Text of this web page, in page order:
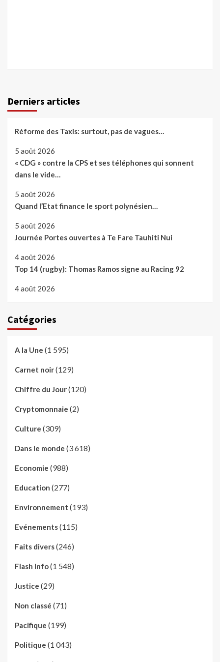
Derniers articles
Réforme des Taxis: surtout, pas de vagues…
5 août 2026
« CDG » contre la CPS et ses téléphones qui sonnent
dans le vide…
5 août 2026
Quand l’Etat finance le sport polynésien…
5 août 2026
Journée Portes ouvertes à Te Fare Tauhiti Nui
4 août 2026
Top 14 (rugby): Thomas Ramos signe au Racing 92
4 août 2026
Catégories
A la Une (1 595)
Carnet noir(129)
Chiffre du Jour(120)
Cryptomonnaie (2)
Culture (309)
Dans le monde (3 618)
Economie (988)
Education (277)
Environnement (193)
Evénements(115)
Faits divers(246)
Flash Info(1 548)
Justice (29)
Non classé (71)
Pacifique (199)
Politique (1 043)